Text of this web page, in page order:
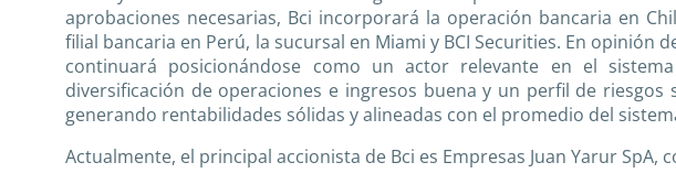
aprobaciones necesarias, Bci incorporará la operación bancaria en
filial bancaria en Perú, la sucursal en Miami y BCI Securities. En opinión
continuará posicionándose como un actor relevante en el
diversificación de operaciones e ingresos buena y un perfil de
generando rentabilidades sólidas y alineadas con el promedio del
Actualmente, el principal accionista de Bci es Empresas Juan Yarur SpA,